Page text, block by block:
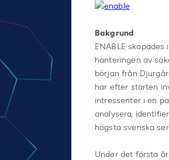
Bakgrund
ENABLE
hanteringen av
början från
har efter starten
intressenter i en
analysera,
högsta svenska
Under det första